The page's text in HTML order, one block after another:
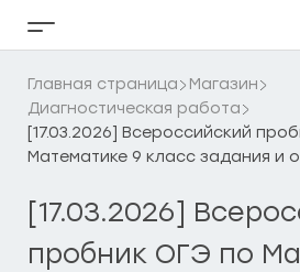
Кнопка
бокового
меню
Главная страница
Магазин
Диагностическая работа
[17.03.2026] Всероссийский
Математике 9 класс задания и
[17.03.2026]
пробник ОГЭ по